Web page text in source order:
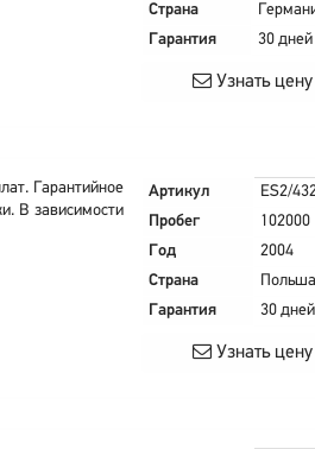
Страна
Гарантия
30 дней
Узнать цену
Гарантийное
В зависимости
Артикул
ES2/
Пробег
102000
Год
2004
Страна
Польша
Гарантия
30 дней
Узнать цену